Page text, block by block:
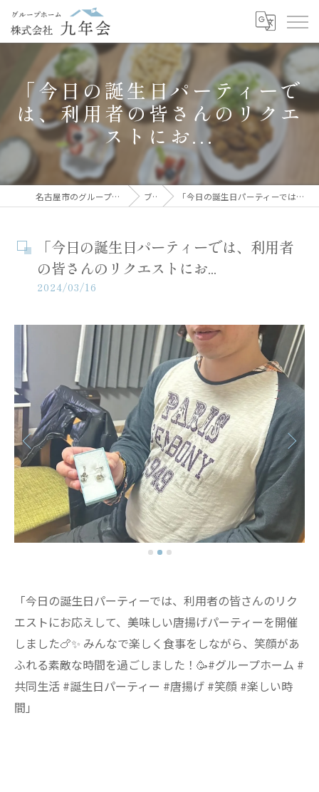
「今日の誕生日パーティーで
は、利用者の皆さんのリクエ
ストにお...
名古屋市のグループホームなら株式会社九年会 ブログ 「今日の誕生日パーティーでは、利用者の皆さんのリクエストにお...
「今日の誕生日パーティーでは、利用者
の皆さんのリクエストにお...
2024/03/16
「今日の誕生日パーティーでは、利用者の皆さんのリク
エストにお応えして、美味しい唐揚げパーティーを開催
しました🍗✨ みんなで楽しく食事をしながら、笑顔があ
ふれる素敵な時間を過ごしました！🥳#グループホーム #
共同生活 #誕生日パーティー #唐揚げ #笑顔 #楽しい時
間」